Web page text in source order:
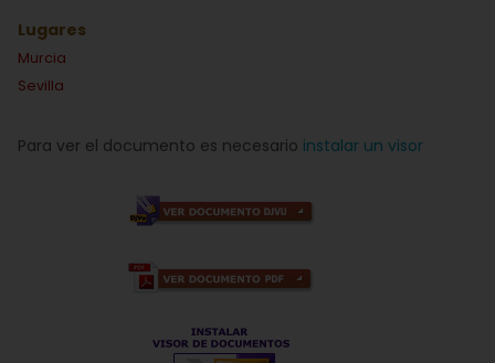
Para ver el documento es necesario instalar un visor
Lugares
Murcia
Sevilla